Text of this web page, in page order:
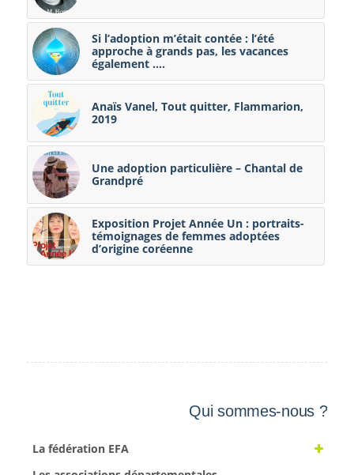
Si l’adoption m’était contée : l’été
approche à grands pas, les vacances
également ….
Anaïs Vanel, Tout quitter, Flammarion,
2019
Une adoption particulière – Chantal de
Grandpré
Exposition Projet Année Un : portraits-
témoignages de femmes adoptées
d’origine coréenne
Qui sommes-nous ?
La fédération EFA